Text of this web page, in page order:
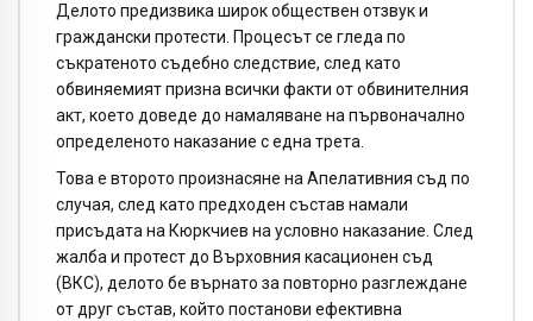
Делото предизвика широк обществен отзвук и
граждански протести. Процесът се гледа по
съкратеното съдебно следствие, след като
обвиняемият призна всички факти от обвинителния
акт, което доведе до намаляване на първоначално
определеното наказание с една трета.
Това е второто произнасяне на Апелативния съд по
случая, след като предходен състав намали
присъдата на Кюркчиев на условно наказание. След
жалба и протест до Върховния касационен съд
(ВКС), делото бе върнато за повторно разглеждане
от друг състав, който постанови ефективна